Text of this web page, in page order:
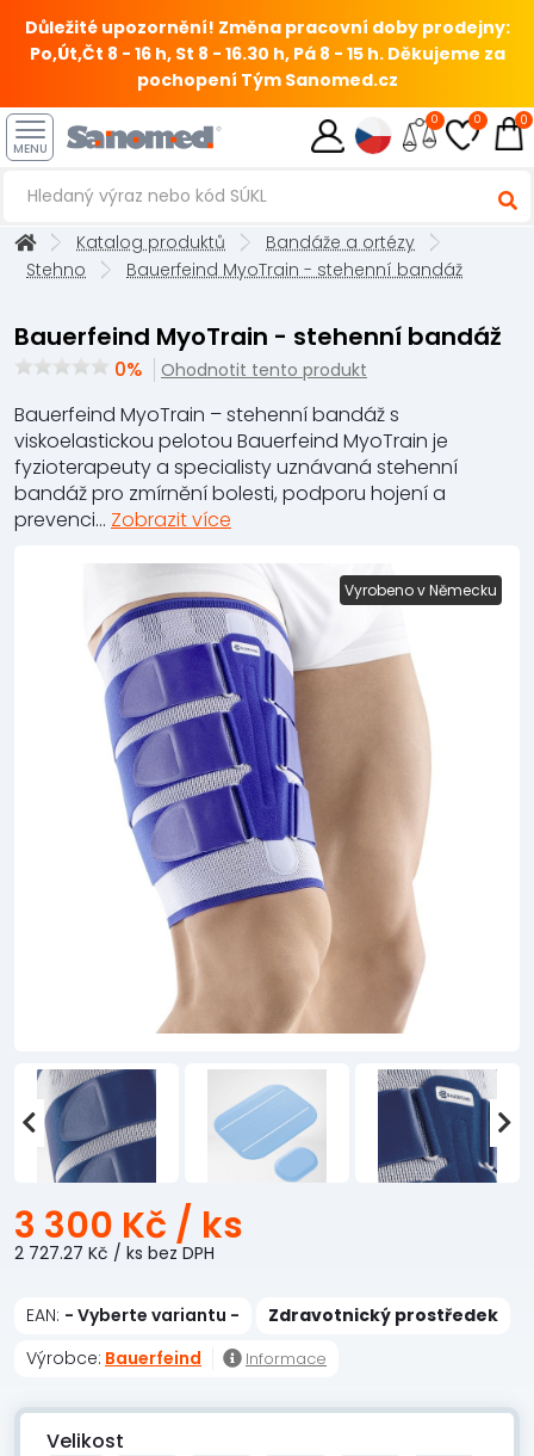
Důležité upozornění! Změna pracovní doby prodejny:
Po,Út,Čt 8 - 16 h, St 8 - 16.30 h, Pá 8 - 15 h. Děkujeme za
pochopení Tým Sanomed.cz
MENU
0 0 0
Katalog produktů
Bandáže a ortézy
Stehno
Bauerfeind MyoTrain - stehenní bandáž
Bauerfeind MyoTrain - stehenní bandáž
0% Ohodnotit tento produkt
Bauerfeind MyoTrain – stehenní bandáž s
viskoelastickou pelotou Bauerfeind MyoTrain je
fyzioterapeuty a specialisty uznávaná stehenní
bandáž pro zmírnění bolesti, podporu hojení a
prevenci... Zobrazit více
Vyrobeno v Německu
3 300 Kč / ks
2 727.27 Kč / ks bez DPH
EAN: - Vyberte variantu -
Zdravotnický prostředek
Výrobce: Bauerfeind Informace
Velikost